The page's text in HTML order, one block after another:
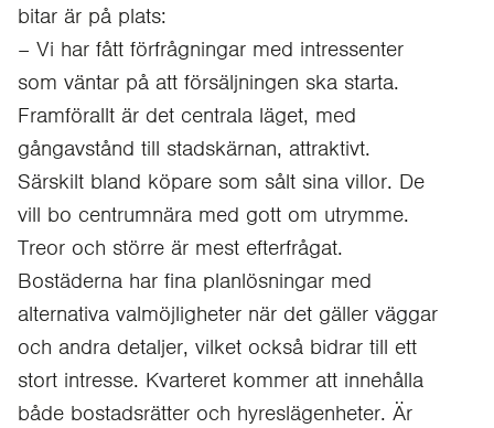
bitar är på plats:
– Vi har fått förfrågningar med intressenter
som väntar på att försäljningen ska starta.
Framförallt är det centrala läget, med
gångavstånd till stadskärnan, attraktivt.
Särskilt bland köpare som sålt sina villor. De
vill bo centrumnära med gott om utrymme.
Treor och större är mest efterfrågat.
Bostäderna har fina planlösningar med
alternativa valmöjligheter när det gäller väggar
och andra detaljer, vilket också bidrar till ett
stort intresse. Kvarteret kommer att innehålla
både bostadsrätter och hyreslägenheter. Är